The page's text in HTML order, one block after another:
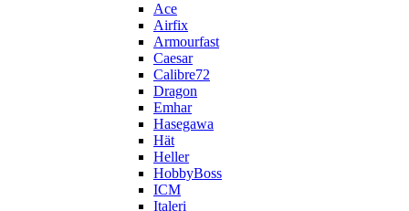
Ace
Airfix
Armourfast
Caesar
Calibre72
Dragon
Emhar
Hasegawa
Hät
Heller
HobbyBoss
ICM
Italeri